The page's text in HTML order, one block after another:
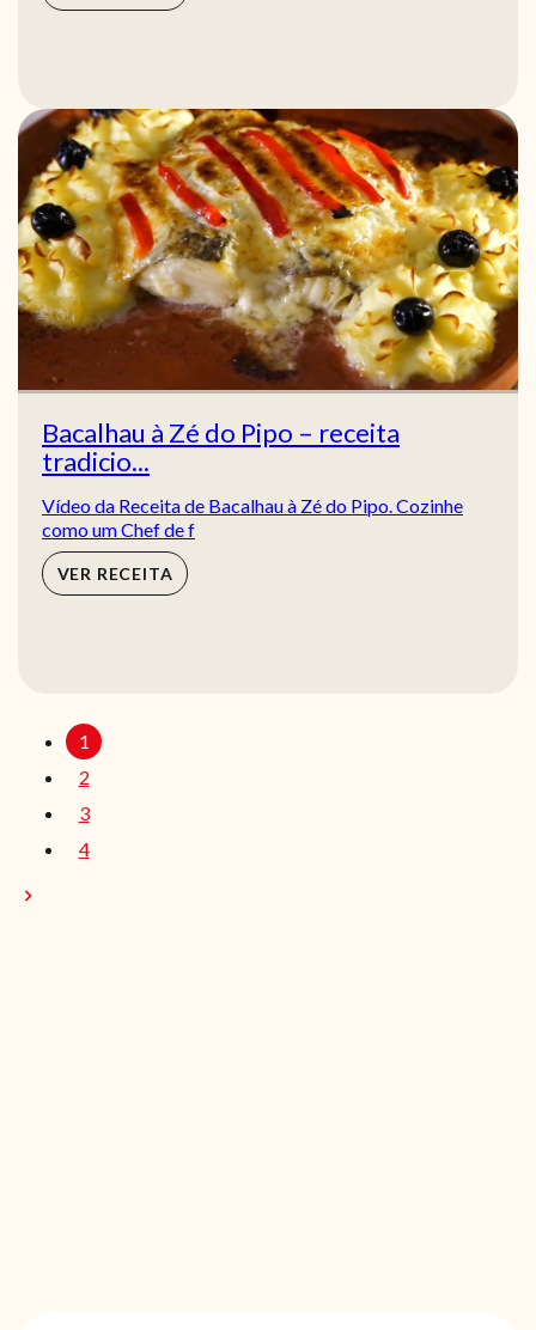
Bacalhau à Zé do Pipo – receita
tradicio...
Vídeo da Receita de Bacalhau à Zé do Pipo. Cozinhe
como um Chef de f
VER RECEITA
1
2
3
4